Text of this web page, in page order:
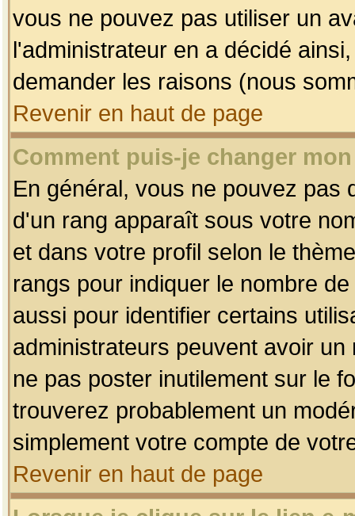
vous ne pouvez pas utiliser un
l'administrateur en a décidé
demander les raisons (nous
Revenir en haut de page
Comment puis-je changer
En général, vous ne pouvez pas
d'un rang apparaît sous votre
et dans votre profil selon le
rangs pour indiquer le nombre
aussi pour identifier certains
administrateurs peuvent avoir
ne pas poster inutilement sur le
trouverez probablement un
simplement votre compte de
Revenir en haut de page